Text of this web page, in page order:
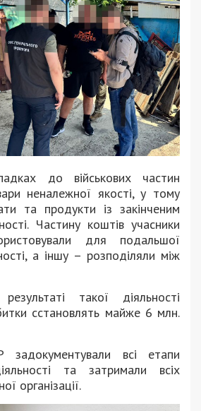
до військових частин
неналежної якості, у тому
та продукти із закінченим
Частину коштів учасники
для подальшої
а іншу – розподіляли між
такої діяльності
сстановлять майже 6 млн.
задокументували всі етапи
та затримали всіх
організації.